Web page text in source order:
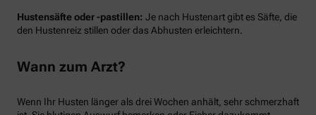
Hustensäfte oder -pastillen: Je nach Hustenart gibt es Säfte, die
den Hustenreiz stillen oder das Abhusten erleichtern.
Wann zum Arzt?
Wenn Ihr Husten länger als drei Wochen anhält, sehr schmerzhaft